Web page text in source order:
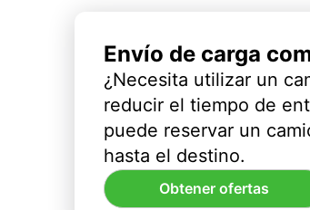
Envío de carga
¿Necesita utilizar un
reducir el tiempo de
puede reservar un
hasta el destino.
Obtener ofertas